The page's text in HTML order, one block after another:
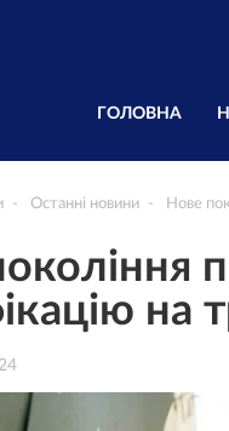
ГОЛОВНА
Останні новини Нове
на